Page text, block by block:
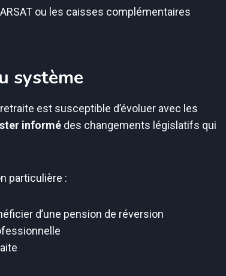
ou les caisses complémentaires
système
est susceptible d’évoluer avec les
informé des changements législatifs qui
particulière :
d’une pension de réversion